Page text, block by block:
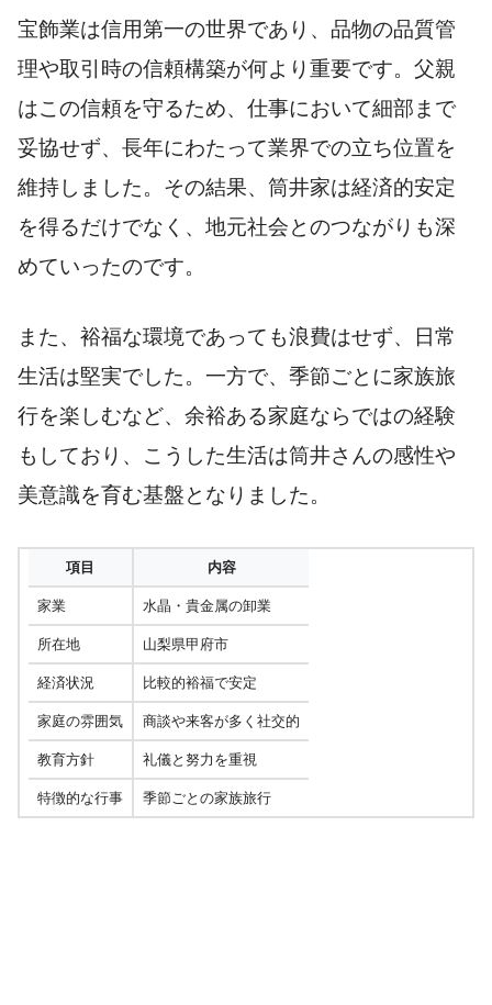
宝飾業は信用第一の世界であり、品物の品質管
理や取引時の信頼構築が何より重要です。父親
はこの信頼を守るため、仕事において細部まで
妥協せず、長年にわたって業界での立ち位置を
維持しました。その結果、筒井家は経済的安定
を得るだけでなく、地元社会とのつながりも深
めていったのです。
また、裕福な環境であっても浪費はせず、日常
生活は堅実でした。一方で、季節ごとに家族旅
行を楽しむなど、余裕ある家庭ならではの経験
もしており、こうした生活は筒井さんの感性や
美意識を育む基盤となりました。
項目 内容
家業 水晶・貴金属の卸業
所在地 山梨県甲府市
経済状況 比較的裕福で安定
家庭の雰囲気 商談や来客が多く社交的
教育方針 礼儀と努力を重視
特徴的な行事 季節ごとの家族旅行